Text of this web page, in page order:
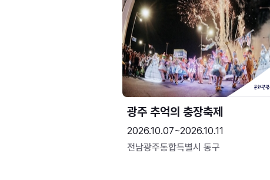
광주 추억의 충장축제
2026.10.07~2026.10.11
전남광주통합특별시 동구